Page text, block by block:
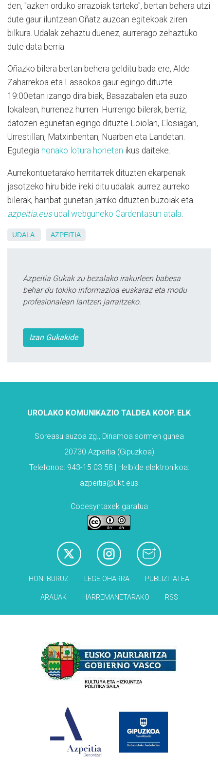
den, "azken orduko arrazoiak tarteko", bertan behera utzi
dute gaur iluntzean Oñatz auzoan egitekoak ziren
bilkura. Udalak zehaztu duenez, aurrerago zehaztuko
dute data berria.
Oñazko bilera bertan behera gelditu bada ere, Alde
Zaharrekoa eta Lasaokoa gaur egingo dituzte.
19:00etan izango dira biak, Basazabalen eta auzo
lokalean, hurrenez hurren. Hurrengo bilerak, berriz,
datozen egunetan egingo dituzte Loiolan, Elosiagan,
Urrestillan, Matxinbentan, Nuarben eta Landetan.
Egutegia honako lotura honetan ikus daiteke.
Aurrekontuetarako herritarrek dituzten ekarpenak
jasotzeko hiru bide ireki ditu udalak: aurrez aurreko
bilerak, hainbat gunetan jarriko dituzten buzoiak eta
azpeitia.eusudal webguneko Gardentasun atala
UDALA AZPEITIA
Azpeitia Gukak zu bezalako irakurleen babesa
behar du tokiko informazioa euskaraz eta modu
profesionalean lantzen jarraitzeko.
Izan Gukakide
UROLAKO KOMUNIKAZIO TALDEA KOOP. ELK
Soreasu auzoa zg., Dinamoa sormen gunea
20730 Azpeitia (Gipuzkoa)
Telefonoa: 943-15 03 58 | Helbide elektronikoa:
azpeitia@ukt.eus
Codesyntaxek garatua
HONI BURUZ LEGE OHARRA PUBLIZITATEA
ARAUAK HARREMANETARAKO RSS